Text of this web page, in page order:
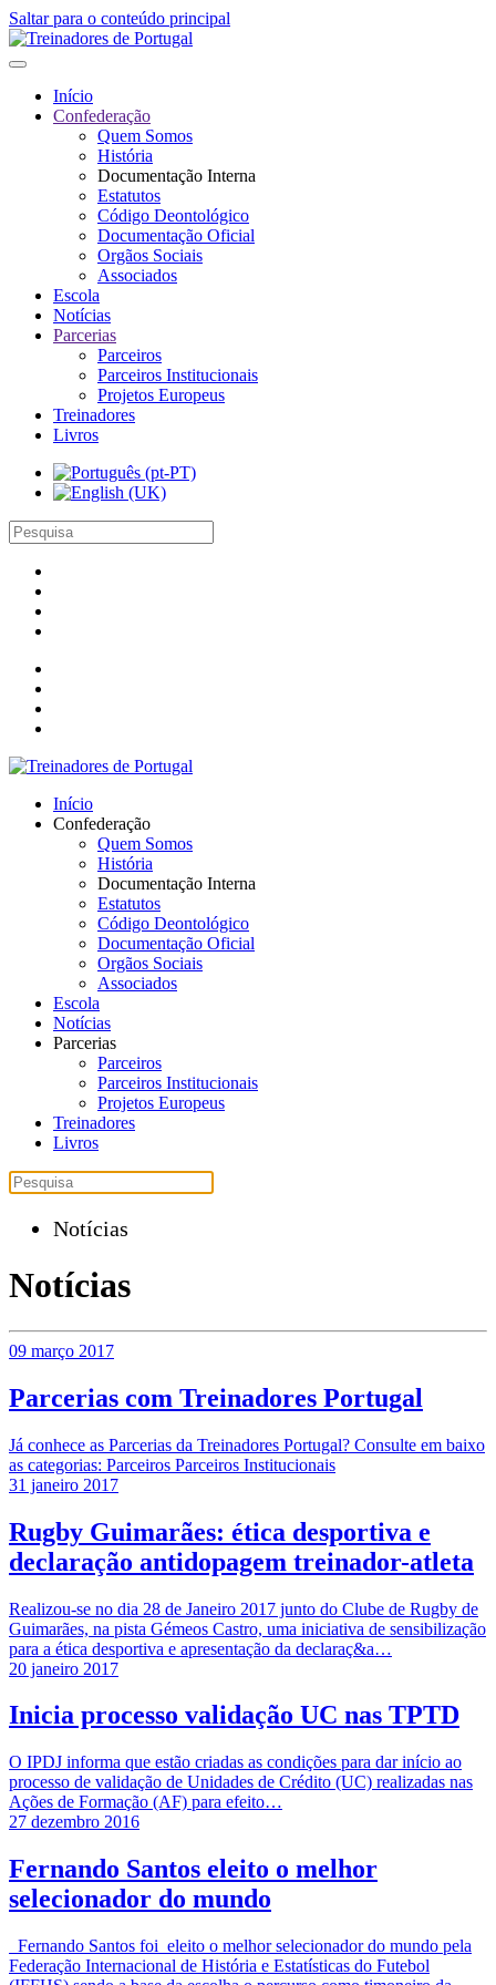
Saltar para o conteúdo principal
Início
Confederação
Quem Somos
História
Documentação Interna
Estatutos
Código Deontológico
Documentação Oficial
Orgãos Sociais
Associados
Escola
Notícias
Parcerias
Parceiros
Parceiros Institucionais
Projetos Europeus
Treinadores
Livros
Início
Confederação
Quem Somos
História
Documentação Interna
Estatutos
Código Deontológico
Documentação Oficial
Orgãos Sociais
Associados
Escola
Notícias
Parcerias
Parceiros
Parceiros Institucionais
Projetos Europeus
Treinadores
Livros
Notícias
Notícias
09 março 2017
Parcerias com Treinadores Portugal
Já conhece as Parcerias da Treinadores Portugal? Consulte em baixo
as categorias: Parceiros Parceiros Institucionais
31 janeiro 2017
Rugby Guimarães: ética desportiva e
declaração antidopagem treinador-atleta
Realizou-se no dia 28 de Janeiro 2017 junto do Clube de Rugby de
Guimarães, na pista Gémeos Castro, uma iniciativa de sensibilização
para a ética desportiva e apresentação da declaraç&a…
20 janeiro 2017
Inicia processo validação UC nas TPTD
O IPDJ informa que estão criadas as condições para dar início ao
processo de validação de Unidades de Crédito (UC) realizadas nas
Ações de Formação (AF) para efeito…
27 dezembro 2016
Fernando Santos eleito o melhor
selecionador do mundo
Fernando Santos foi eleito o melhor selecionador do mundo pela
Federação Internacional de História e Estatísticas do Futebol